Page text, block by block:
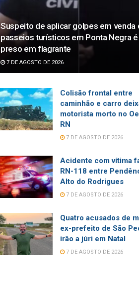
Suspeito de aplicar golpes em venda
passeios turísticos em Ponta Negra é
preso em flagrante
7 DE AGOSTO DE 2026
Colisão frontal entre
caminhão e carro
motorista morto no
RN
7 DE AGOSTO DE 2026
Acidente com vítima
RN-118 entre
Alto do Rodrigues
7 DE AGOSTO DE 2026
Quatro acusados de
ex-prefeito de São
irão a júri em Natal
7 DE AGOSTO DE 2026